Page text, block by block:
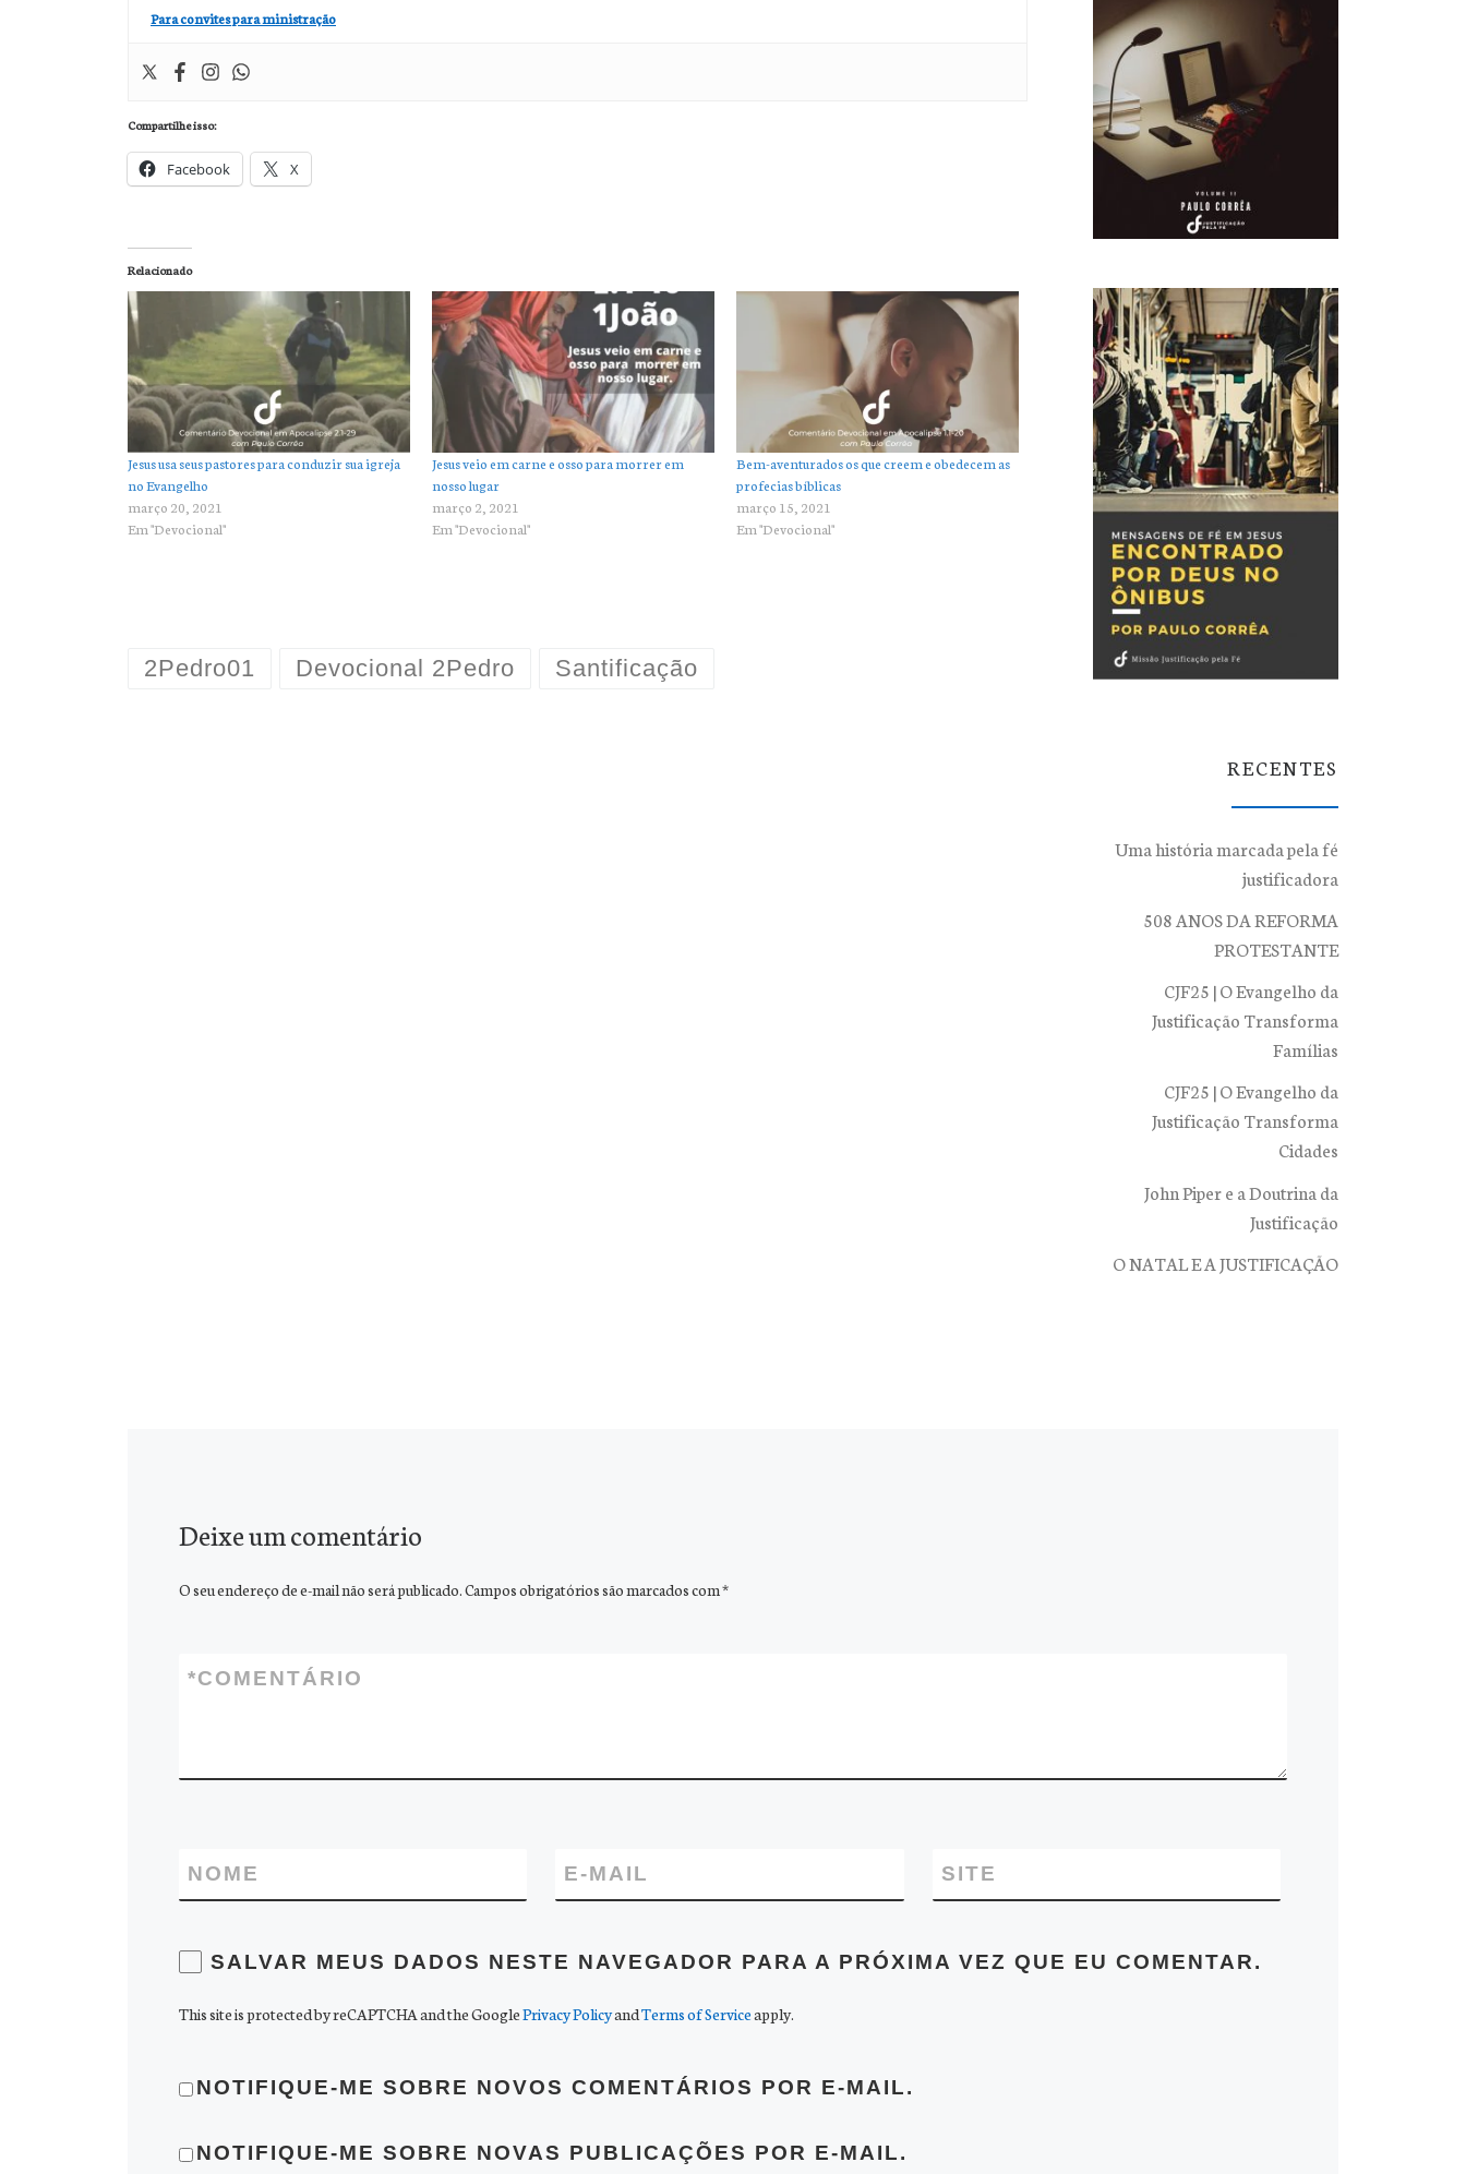
Para convites para ministração
Compartilhe isso:
Facebook X
Relacionado
Jesus usa seus pastores para conduzir sua igreja
no Evangelho
março 20, 2021
Em "Devocional"
Jesus veio em carne e osso para morrer em
nosso lugar
março 2, 2021
Em "Devocional"
Bem-aventurados os que creem e obedecem as
profecias bíblicas
março 15, 2021
Em "Devocional"
2Pedro01 Devocional 2Pedro Santificação
Deixe um comentário
O seu endereço de e-mail não será publicado.Campos obrigatórios são marcados com*
COMENTÁRIO
*
NOME E-MAIL SITE
SALVAR MEUS DADOS NESTE NAVEGADOR PARA A PRÓXIMA VEZ QUE EU COMENTAR.
This site is protected by reCAPTCHA and the GooglePrivacy PolicyandTerms of Serviceapply.
NOTIFIQUE-ME SOBRE NOVOS COMENTÁRIOS POR E-MAIL.
NOTIFIQUE-ME SOBRE NOVAS PUBLICAÇÕES POR E-MAIL.
RECENTES
Uma história marcada pela fé
justificadora
508 ANOS DA REFORMA
PROTESTANTE
CJF25 | O Evangelho da
Justificação Transforma
Famílias
CJF25 | O Evangelho da
Justificação Transforma
Cidades
John Piper e a Doutrina da
Justificação
O NATAL E A JUSTIFICAÇÃO